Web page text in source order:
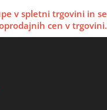
v spletni trgovini in se
cen v trgovini.